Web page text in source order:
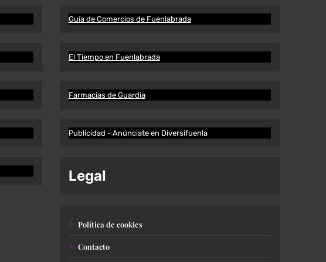
Guía de Comercios de Fuenlabrada
El Tiempo en Fuenlabrada
Farmacias de Guardia
Publicidad - Anúnciate en Diversifuenla
Legal
Política de cookies
Contacto